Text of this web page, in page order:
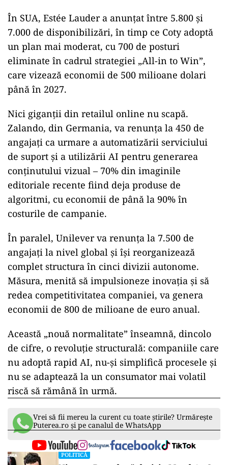
În SUA, Estée Lauder a anunțat între 5.800 și
7.000 de disponibilizări, în timp ce Coty adoptă
un plan mai moderat, cu 700 de posturi
eliminate în cadrul strategiei „All-in to Win”,
care vizează economii de 500 milioane dolari
până în 2027.
Nici giganții din retailul online nu scapă.
Zalando, din Germania, va renunța la 450 de
angajați ca urmare a automatizării serviciului
de suport și a utilizării AI pentru generarea
conținutului vizual – 70% din imaginile
editoriale recente fiind deja produse de
algoritmi, cu economii de până la 90% în
costurile de campanie.
În paralel, Unilever va renunța la 7.500 de
angajați la nivel global și își reorganizează
complet structura în cinci divizii autonome.
Măsura, menită să impulsioneze inovația și să
redea competitivitatea companiei, va genera
economii de 800 de milioane de euro anual.
Această „nouă normalitate” înseamnă, dincolo
de cifre, o revoluție structurală: companiile care
nu adoptă rapid AI, nu-și simplifică procesele și
nu se adaptează la un consumator mai volatil
riscă să rămână în urmă.
Vrei să fii mereu la curent cu toate știrile? Urmărește
Puterea.ro și pe canalul de WhatsApp
POLITICĂ